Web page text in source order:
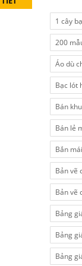
1 cây
200
Áo dù
Bạc lót
Bán
Bán lẻ
Bắn
Bản vẽ
Bản vẽ
Bảng
Bảng
Bảng